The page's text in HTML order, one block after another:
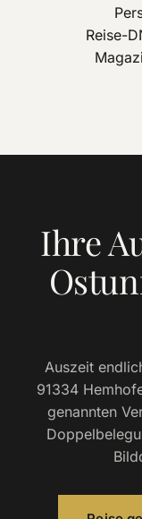
Reise-
Ihre
Auszeit
91334
genannten